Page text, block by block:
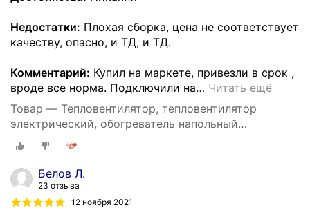
Недостатки: Плохая сборка, цена не соответствует
качеству, опасно, и ТД, и ТД.
Комментарий: Купил на маркете, привезли в срок ,
вроде все норма. Подключили на… Читать ещё
Товар — Тепловентилятор, тепловентилятор
электрический, обогреватель напольный
настольный, 2000 Вт, для дома, регулировка
температуры
Белов Л.
23 отзыва
12 ноября 2021